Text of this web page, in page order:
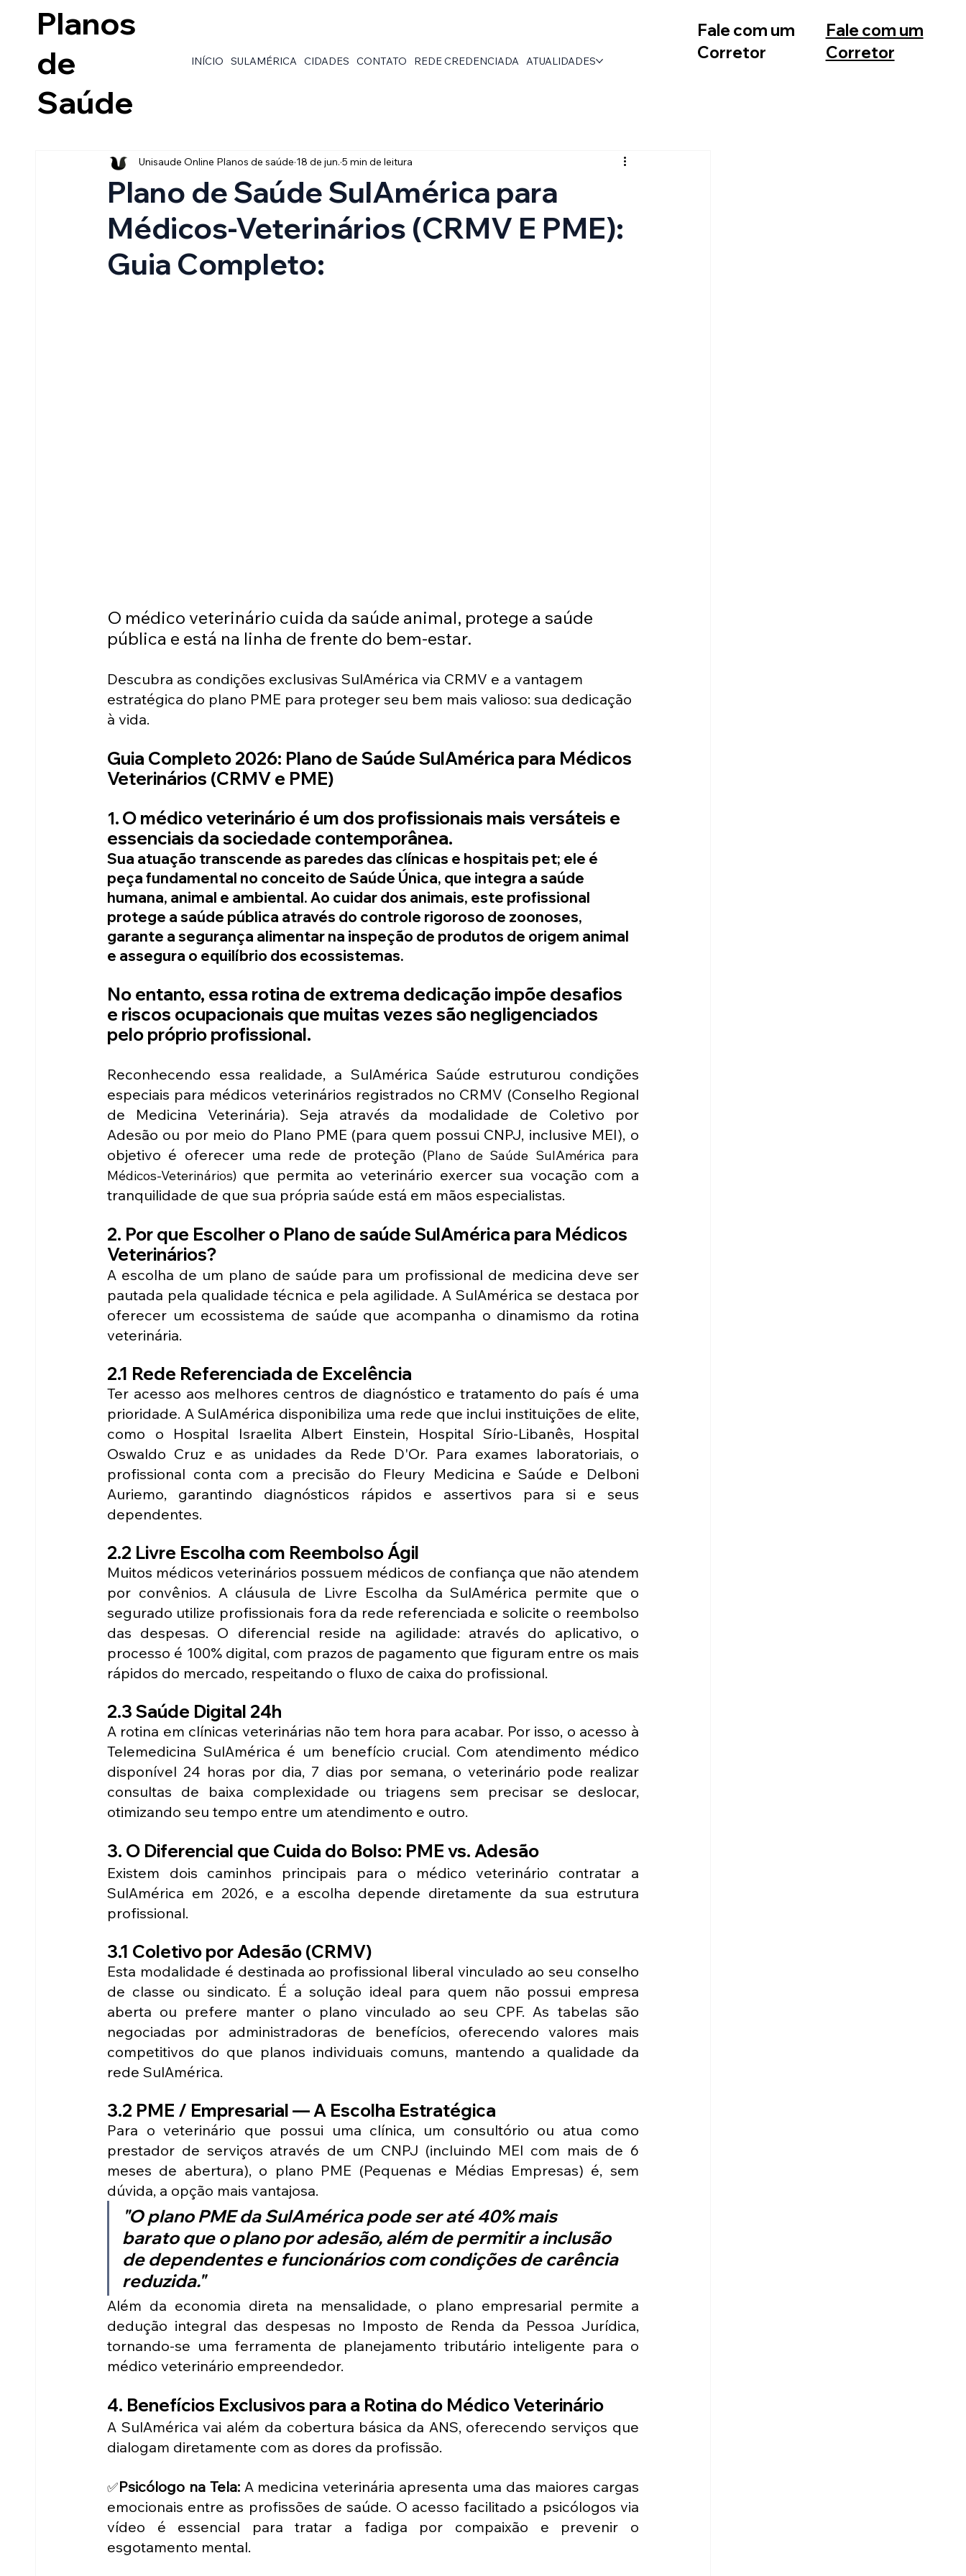
Planos
de
Saúde
INÍCIO SULAMÉRICA CIDADES CONTATO REDE CREDENCIADA ATUALIDADES
Fale com um
Corretor
Fale com um
Corretor
Plano de Saúde SulAmérica para
Médicos-Veterinários (CRMV E PME):
Guia Completo:
Unisaude Online Planos de saúde 18 de jun. 5 min de leitura
O médico veterinário cuida da saúde animal, protege a saúde
pública e está na linha de frente do bem-estar.
Descubra as condições exclusivas SulAmérica via CRMV e a vantagem
estratégica do plano PME para proteger seu bem mais valioso: sua dedicação
à vida.
Guia Completo 2026: Plano de Saúde SulAmérica para Médicos
Veterinários (CRMV e PME)
1. O médico veterinário é um dos profissionais mais versáteis e
essenciais da sociedade contemporânea.
Sua atuação transcende as paredes das clínicas e hospitais pet; ele é
peça fundamental no conceito de Saúde Única, que integra a saúde
humana, animal e ambiental. Ao cuidar dos animais, este profissional
protege a saúde pública através do controle rigoroso de zoonoses,
garante a segurança alimentar na inspeção de produtos de origem animal
e assegura o equilíbrio dos ecossistemas.
No entanto, essa rotina de extrema dedicação impõe desafios
e riscos ocupacionais que muitas vezes são negligenciados
pelo próprio profissional.
Reconhecendo essa realidade, a SulAmérica Saúde estruturou condições
especiais para médicos veterinários registrados no CRMV (Conselho Regional
de Medicina Veterinária). Seja através da modalidade de Coletivo por
Adesão ou por meio do Plano PME (para quem possui CNPJ, inclusive MEI), o
objetivo é oferecer uma rede de proteção (Plano de Saúde SulAmérica para
Médicos-Veterinários) que permita ao veterinário exercer sua vocação com a
tranquilidade de que sua própria saúde está em mãos especialistas.
2. Por que Escolher o Plano de saúde SulAmérica para Médicos
Veterinários?
A escolha de um plano de saúde para um profissional de medicina deve ser
pautada pela qualidade técnica e pela agilidade. A SulAmérica se destaca por
oferecer um ecossistema de saúde que acompanha o dinamismo da rotina
veterinária.
2.1 Rede Referenciada de Excelência
Ter acesso aos melhores centros de diagnóstico e tratamento do país é uma
prioridade. A SulAmérica disponibiliza uma rede que inclui instituições de elite,
como o Hospital Israelita Albert Einstein, Hospital Sírio-Libanês, Hospital
Oswaldo Cruz e as unidades da Rede D'Or. Para exames laboratoriais, o
profissional conta com a precisão do Fleury Medicina e Saúde e Delboni
Auriemo, garantindo diagnósticos rápidos e assertivos para si e seus
dependentes.
2.2 Livre Escolha com Reembolso Ágil
Muitos médicos veterinários possuem médicos de confiança que não atendem
por convênios. A cláusula de Livre Escolha da SulAmérica permite que o
segurado utilize profissionais fora da rede referenciada e solicite o reembolso
das despesas. O diferencial reside na agilidade: através do aplicativo, o
processo é 100% digital, com prazos de pagamento que figuram entre os mais
rápidos do mercado, respeitando o fluxo de caixa do profissional.
2.3 Saúde Digital 24h
A rotina em clínicas veterinárias não tem hora para acabar. Por isso, o acesso à
Telemedicina SulAmérica é um benefício crucial. Com atendimento médico
disponível 24 horas por dia, 7 dias por semana, o veterinário pode realizar
consultas de baixa complexidade ou triagens sem precisar se deslocar,
otimizando seu tempo entre um atendimento e outro.
3. O Diferencial que Cuida do Bolso: PME vs. Adesão
Existem dois caminhos principais para o médico veterinário contratar a
SulAmérica em 2026, e a escolha depende diretamente da sua estrutura
profissional.
3.1 Coletivo por Adesão (CRMV)
Esta modalidade é destinada ao profissional liberal vinculado ao seu conselho
de classe ou sindicato. É a solução ideal para quem não possui empresa
aberta ou prefere manter o plano vinculado ao seu CPF. As tabelas são
negociadas por administradoras de benefícios, oferecendo valores mais
competitivos do que planos individuais comuns, mantendo a qualidade da
rede SulAmérica.
3.2 PME / Empresarial — A Escolha Estratégica
Para o veterinário que possui uma clínica, um consultório ou atua como
prestador de serviços através de um CNPJ (incluindo MEI com mais de 6
meses de abertura), o plano PME (Pequenas e Médias Empresas) é, sem
dúvida, a opção mais vantajosa.
"O plano PME da SulAmérica pode ser até 40% mais
barato que o plano por adesão, além de permitir a inclusão
de dependentes e funcionários com condições de carência
reduzida."
Além da economia direta na mensalidade, o plano empresarial permite a
dedução integral das despesas no Imposto de Renda da Pessoa Jurídica,
tornando-se uma ferramenta de planejamento tributário inteligente para o
médico veterinário empreendedor.
4. Benefícios Exclusivos para a Rotina do Médico Veterinário
A SulAmérica vai além da cobertura básica da ANS, oferecendo serviços que
dialogam diretamente com as dores da profissão.
✅Psicólogo na Tela: A medicina veterinária apresenta uma das maiores cargas
emocionais entre as profissões de saúde. O acesso facilitado a psicólogos via
vídeo é essencial para tratar a fadiga por compaixão e prevenir o
esgotamento mental.